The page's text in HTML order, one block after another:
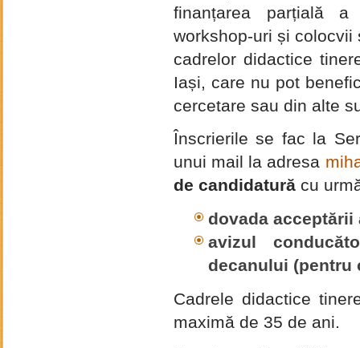
finanțarea parțială
workshop-uri și
cadrelor didactice
Iași, care nu pot
cercetare sau din alte
Înscrierile se fac la
unui mail la adresa
de candidatură cu
dovada
avizul
decanului (pentru
Cadrele didactice
maximă de 35 de ani.